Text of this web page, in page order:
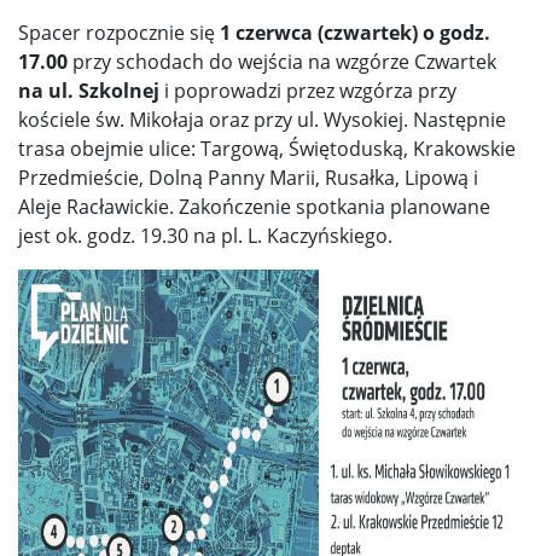
Spacer rozpocznie się 1 czerwca (czwartek) o godz.
17.00 przy schodach do wejścia na wzgórze Czwartek
na ul. Szkolnej i poprowadzi przez wzgórza przy
kościele św. Mikołaja oraz przy ul. Wysokiej. Następnie
trasa obejmie ulice: Targową, Świętoduską, Krakowskie
Przedmieście, Dolną Panny Marii, Rusałka, Lipową i
Aleje Racławickie. Zakończenie spotkania planowane
jest ok. godz. 19.30 na pl. L. Kaczyńskiego.